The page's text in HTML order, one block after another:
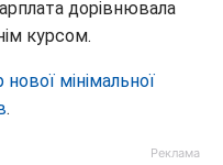
дорівнювала
курсом.
мінімальної
.